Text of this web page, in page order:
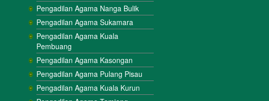
Pengadilan Agama Nanga Bulik
Pengadilan Agama Sukamara
Pengadilan Agama Kuala
Pembuang
Pengadilan Agama Kasongan
Pengadilan Agama Pulang Pisau
Pengadilan Agama Kuala Kurun